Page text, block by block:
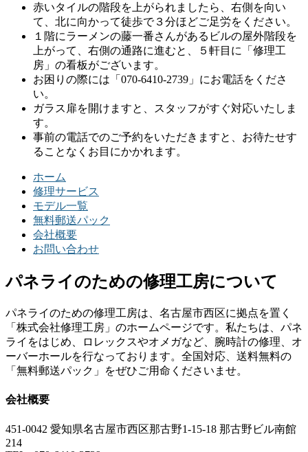
赤いタイルの階段を上がられましたら、右側を向い
て、北に向かって徒歩で３分ほどご足労をください。
１階にラーメンの藤一番さんがあるビルの屋外階段を
上がって、右側の通路に進むと、５軒目に「修理工
房」の看板がございます。
お困りの際には「070-6410-2739」にお電話をくださ
い。
ガラス扉を開けますと、スタッフがすぐ対応いたしま
す。
事前の電話でのご予約をいただきますと、お待たせす
ることなくお目にかかれます。
ホーム
修理サービス
モデル一覧
無料郵送パック
会社概要
お問い合わせ
パネライのための修理工房について
パネライのための修理工房は、名古屋市西区に拠点を置く
「株式会社修理工房」のホームページです。私たちは、パネ
ライをはじめ、ロレックスやオメガなど、腕時計の修理、オ
ーバーホールを行なっております。全国対応、送料無料の
「無料郵送パック」をぜひご用命くださいませ。
会社概要
451-0042 愛知県名古屋市西区那古野1-15-18 那古野ビル南館
214